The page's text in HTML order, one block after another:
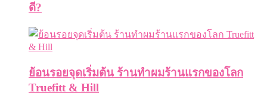
ดี?
ย้อนรอยจุดเริ่มต้น ร้านทำผมร้านแรกของโลก
Truefitt & Hill